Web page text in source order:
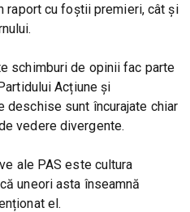
raport cu foștii premieri, cât și
schimburi de opinii fac parte
Acțiune și
deschise sunt încurajate chiar
vedere divergente.
ale PAS este cultura
uneori asta înseamnă
el.